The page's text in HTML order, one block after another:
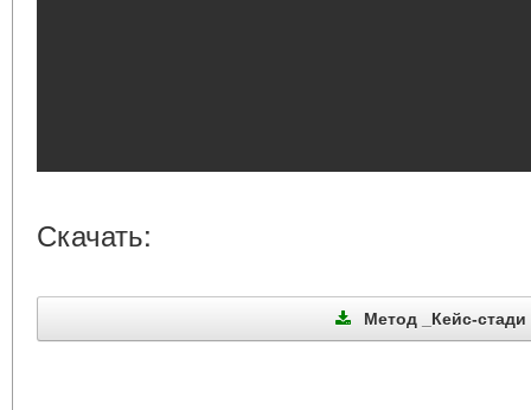
Скачать:
Метод _Кейс-